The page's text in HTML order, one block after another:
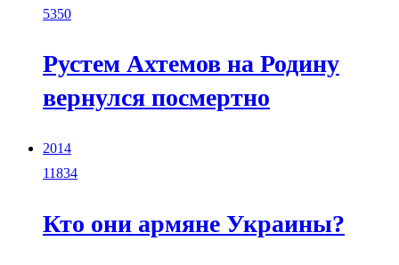
5350
Рустем Ахтемов на Родину
вернулся посмертно
2014
11834
Кто они армяне Украины?